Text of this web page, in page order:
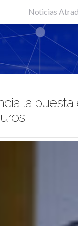
Noticias
la puesta